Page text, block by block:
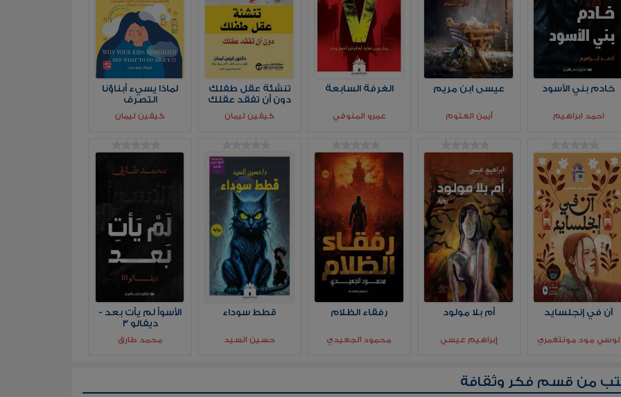
خادم بني الأسود
احمد ابراهيم
عيسى ابن مريم
أيمن العتوم
الغرفة السابعة
عمرو المنوفي
تنشئة عقل طفلك
دون أن تفقد عقلك
كيفين ليمان
لماذا يسيء أبناؤنا
التصرف
كيفين ليمان
آن في إنجلسايد
لوسي مود مونتغمري
أم بلا مولود
إبراهيم عيسي
رفقاء الظلام
محمود الجعيدي
قطط سوداء
حسين السيد
الأسوأ لم يأت بعد -
ديفالو 3
محمد طارق
من قسم فكر وثقافة